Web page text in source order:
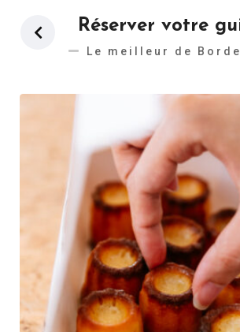
Réserver votre
Le meilleur de